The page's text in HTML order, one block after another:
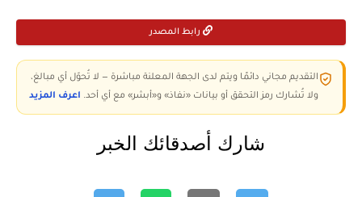
رابط المصدر
التقديم مجاني دائمًا ويتم لدى الجهة المعلنة مباشرة — لا تُحوّل أي مبالغ،
ولا تُشارك رمز التحقق أو بيانات «نفاذ» و«أبشر» مع أي أحد. اعرف المزيد
شارك أصدقائك الخبر